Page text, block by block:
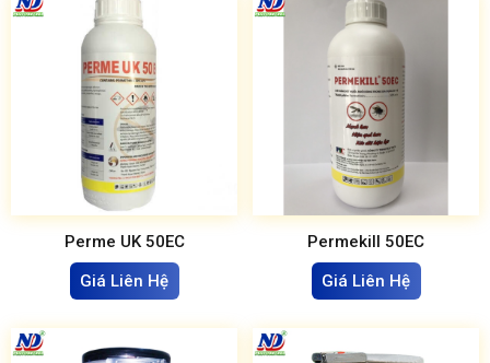
Perme UK 50EC
Giá Liên Hệ
Permekill 50EC
Giá Liên Hệ